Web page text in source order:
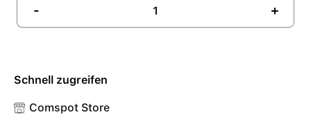
- +
Schnell zugreifen
Comspot Store